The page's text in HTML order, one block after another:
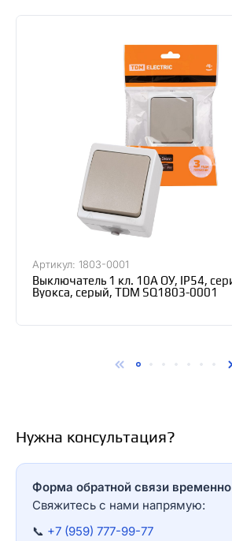
Артикул: 1803-0001
Выключатель 1 кл. 10А ОУ, IP54,
Вуокса, серый, TDM SQ1803-0001
Нужна консультация?
Форма обратной связи
Свяжитесь с нами напрямую:
📞 +7 (959) 777-99-77